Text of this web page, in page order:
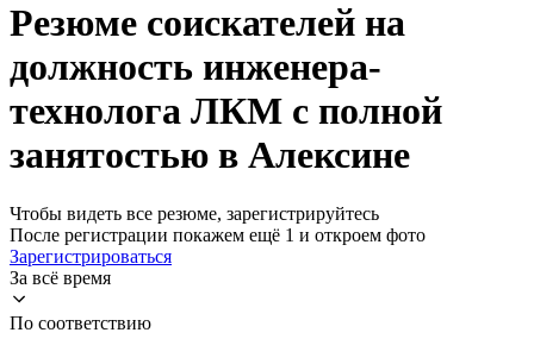
Резюме соискателей на
должность инженера-
технолога ЛКМ с полной
занятостью в Алексине
Чтобы видеть все резюме, зарегистрируйтесь
После регистрации покажем ещё 1 и откроем фото
Зарегистрироваться
За всё время
По соответствию